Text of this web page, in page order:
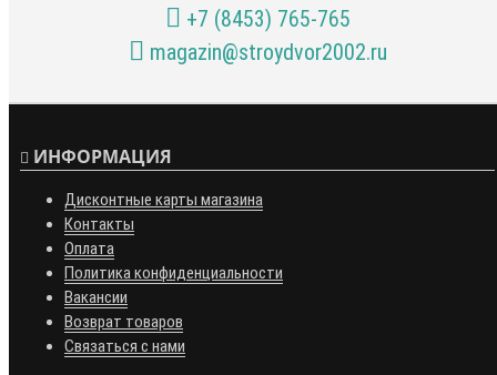
+7 (8453) 765-765
magazin@stroydvor2002.ru
ИНФОРМАЦИЯ
Дисконтные карты магазина
Контакты
Оплата
Политика конфиденциальности
Вакансии
Возврат товаров
Связаться с нами